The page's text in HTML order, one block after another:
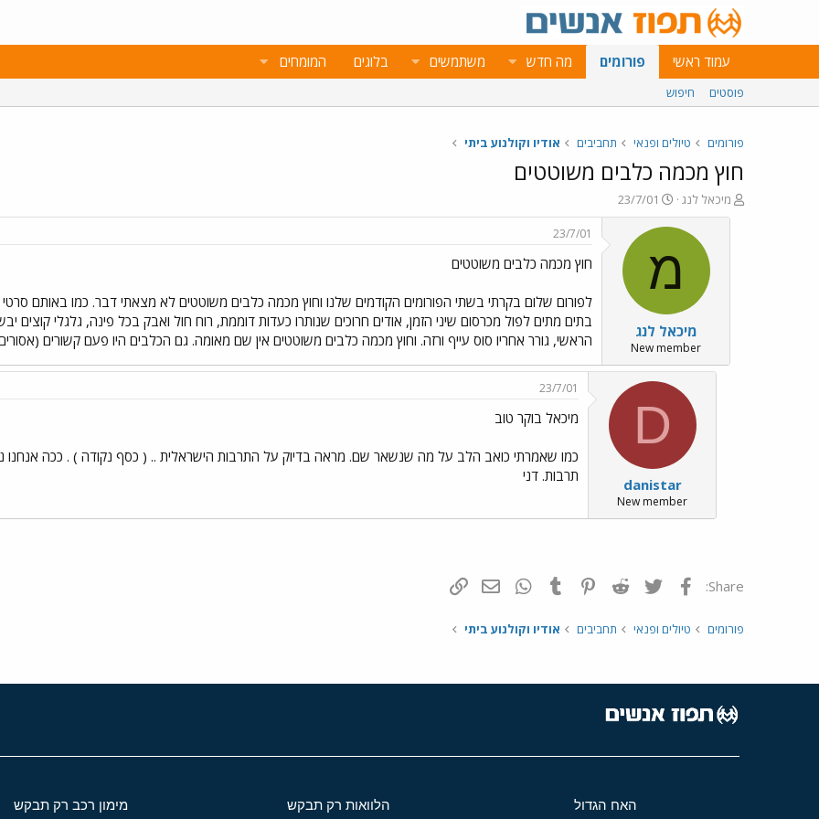
עמוד ראשי פורומים מה חדש משתמשים בלוגים המומחים
פוסטים חיפוש
פורומים טיולים ופנאי תחביבים אודיו וקולנוע ביתי
חוץ מכמה כלבים משוטטים
פ
ו
מיכאל לנג
פ
ו
ר
ם
ב
א
ר
י
ך
23/7/01
מ
מיכאל לנג
New member
23/7/01
חוץ מכמה כלבים משוטטים
לפורום שלום בקרתי בשתי הפורומים הקודמים שלנו וחוץ מכמה כלבים משוטטים לא מצאתי דבר. כמו באותם סרטי
בתים מתים לפול מכרסום שיני הזמן, אודים חרוכים שנותרו כעדות דוממת, רוח חול ואבק בכל פינה, גלגלי קוצים
הראשי, גורר אחריו סוס עייף ורזה. וחוץ מכמה כלבים משוטטים אין שם מאומה. גם הכלבים היו פעם קשורים
D
danistar
New member
23/7/01
מיכאל בוקר טוב
כמו שאמרתי כואב הלב על מה שנשאר שם. מראה בדיוק על התרבות הישראלית .. ( כסף נקודה ) . ככה אנחנו
תרבות. דני
Share: פייסבוק Twitter
Reddit
Pinterest
Tumblr
WhatsAppדואר אלקטרוני
פורומים טיולים ופנאי תחביבים אודיו וקולנוע ביתי
האח הגדול הלוואות רק תבקש מימון רכב רק תבקש